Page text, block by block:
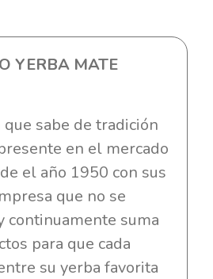
YERBA MATE
sabe de tradición
en el mercado
el año 1950 con sus
que no se
continuamente suma
para que cada
su yerba favorita